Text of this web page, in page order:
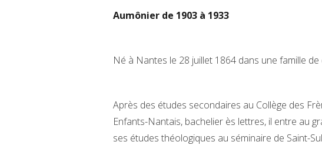
Aumônier de 1903 à 1933
Né à Nantes le 28 juillet 1864 dans une famille
Après des études secondaires au Collège des
Enfants-Nantais, bachelier ès lettres, il entre au
ses études théologiques au séminaire de Saint-